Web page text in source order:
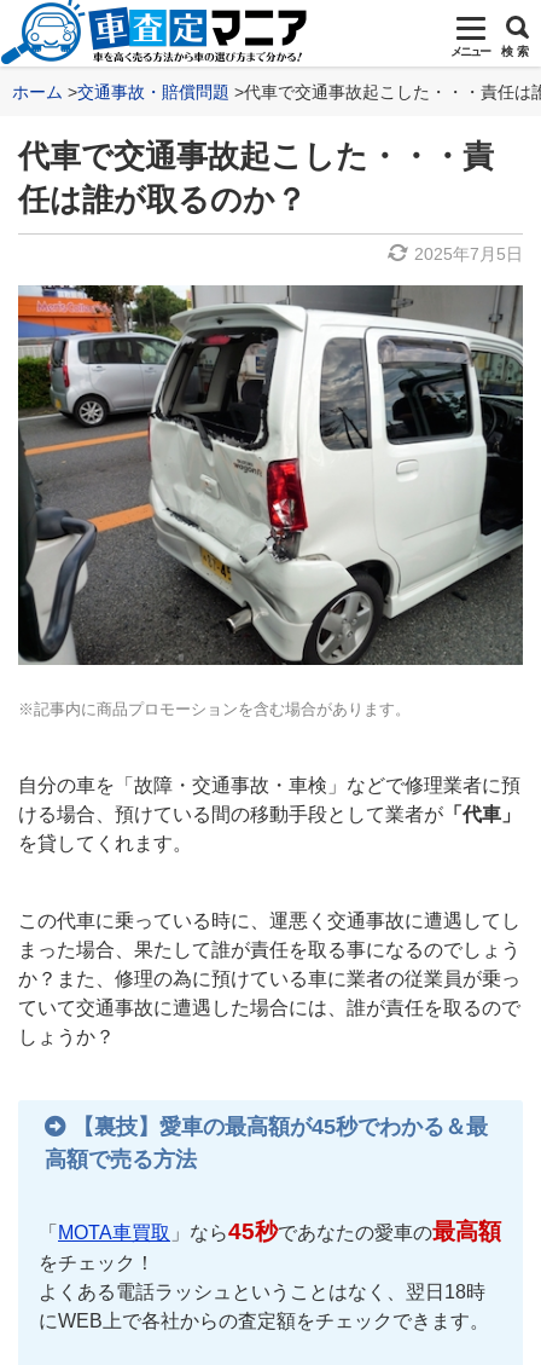
メニュー 検 索
ホーム 交通事故・賠償問題 代車で交通事故起こした・・・責任は
代車で交通事故起こした・・・責
任は誰が取るのか？
2025年7月5日
※記事内に商品プロモーションを含む場合があります。
自分の車を「故障・交通事故・車検」などで修理業者に預
ける場合、預けている間の移動手段として業者が 「代車」
を貸してくれます。
この代車に乗っている時に、運悪く交通事故に遭遇してし
まった場合、果たして誰が責任を取る事になるのでしょう
か？また、修理の為に預けている車に業者の従業員が乗っ
ていて交通事故に遭遇した場合には、誰が責任を取るので
しょうか？
【裏技】愛車の最高額が45秒でわかる＆最
高額で売る方法
「 MOTA車買取 」なら45秒であなたの愛車の最高額
をチェック！
よくある電話ラッシュということはなく、翌日18時
にWEB上で各社からの査定額をチェックできます。